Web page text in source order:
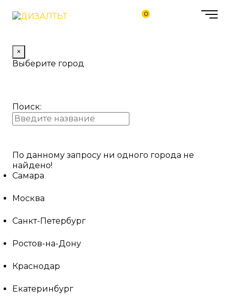
0
×
Выберите город
Поиск:
По данному запросу ни одного города не
найдено!
Самара
Москва
Санкт-Петербург
Ростов-на-Дону
Краснодар
Екатеринбург